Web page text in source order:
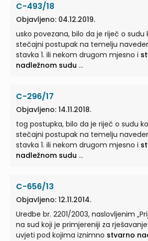
C-493/18
Objavljeno: 04.12.2019.
usko povezana, bilo da je riječ o sudu
stečajni postupak na temelju
stavka 1. ili nekom drugom mjesno i
nadležnom sudu ...
C-296/17
Objavljeno: 14.11.2018.
tog postupka, bilo da je riječ o sudu
stečajni postupak na temelju
stavka 1. ili nekom drugom mjesno i
nadležnom sudu ...
C-656/13
Objavljeno: 12.11.2014.
Uredbe br. 2201/2003, naslovljenim
na sud koji je primjereniji za
uvjeti pod kojima iznimno stvarno